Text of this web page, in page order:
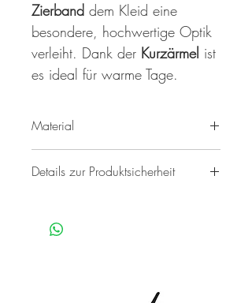
Zierband dem Kleid eine
besondere, hochwertige Optik
verleiht. Dank der Kurzärmel ist
es ideal für warme Tage.
Material
Details zur Produktsicherheit
Aachen